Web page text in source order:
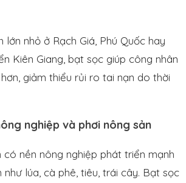
lớn nhỏ ở Rạch Giá, Phú Quốc hay
Kiên Giang, bạt sọc giúp công nhân
giảm thiểu rủi ro tai nạn do thời
nghiệp và phơi nông sản
có nền nông nghiệp phát triển mạnh
lúa, cà phê, tiêu, trái cây. Bạt sọc